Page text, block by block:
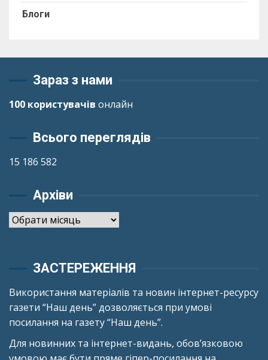
Блоги
Зараз з нами
100 користувачів онлайн
Всього переглядів
15 186 582
Архіви
Архіви
ЗАСТЕРЕЖЕННЯ
Використання матеріалів та новин інтернет-ресурсу
газети “Наш день” дозволяється при умові
посилання на газету “Наш день”.
Для новинних та інтернет-видань, обов’язковою